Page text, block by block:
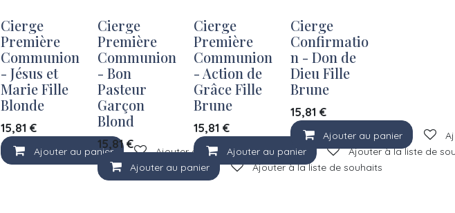
Cierge
Première
Communion
- Jésus et
Marie Fille
Blonde
15,81 €
Ajouter au panier Ajouter à la liste de souhaits
Cierge
Première
Communion
- Bon
Pasteur
Garçon
Blond
15,81€
Ajouter au panier Ajouter à la liste de souhaits
Cierge
Première
Communion
- Action de
Grâce Fille
Brune
15,81 €
Ajouter au panier Ajouter à la liste de
Cierge
Confirmatio
n - Don de
Dieu Fille
Brune
15,81 €
Ajouter au panier